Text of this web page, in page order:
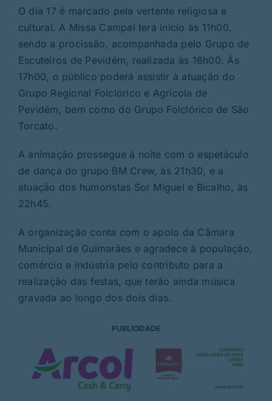
O dia 17 é marcado pela vertente religiosa e
cultural. A Missa Campal terá início às 11h00,
sendo a procissão, acompanhada pelo Grupo de
Escuteiros de Pevidém, realizada às 16h00. Às
17h00, o público poderá assistir à atuação do
Grupo Regional Folclórico e Agrícola de
Pevidém, bem como do Grupo Folclórico de São
Torcato.
A animação prossegue à noite com o espetáculo
de dança do grupo BM Crew, às 21h30, e a
atuação dos humoristas Sor Miguel e Bicalho, às
22h45.
A organização conta com o apoio da Câmara
Municipal de Guimarães e agradece à população,
comércio e indústria pelo contributo para a
realização das festas, que terão ainda música
gravada ao longo dos dois dias.
PUBLICIDADE